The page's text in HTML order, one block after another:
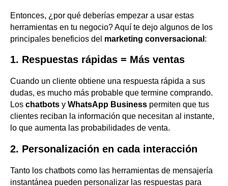
Entonces, ¿por qué deberías empezar a usar estas
herramientas en tu negocio? Aquí te dejo algunos de los
principales beneficios del marketing conversacional :
1. Respuestas rápidas = Más ventas
Cuando un cliente obtiene una respuesta rápida a sus
dudas, es mucho más probable que termine comprando.
Los chatbots y WhatsApp Business permiten que tus
clientes reciban la información que necesitan al instante,
lo que aumenta las probabilidades de venta.
2. Personalización en cada interacción
Tanto los chatbots como las herramientas de mensajería
instantánea pueden personalizar las respuestas para